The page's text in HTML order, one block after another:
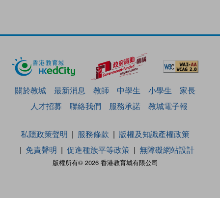
關於教城 最新消息 教師 中學生 小學生
家長
人才招募
聯絡我們 服務承諾 教城電子報
版權所有© 2026 香港教育城有限公司
私隱政策聲明 服務條款
版權及知識產權政策
免責聲明
促進種族平等政策 無障礙網站設計